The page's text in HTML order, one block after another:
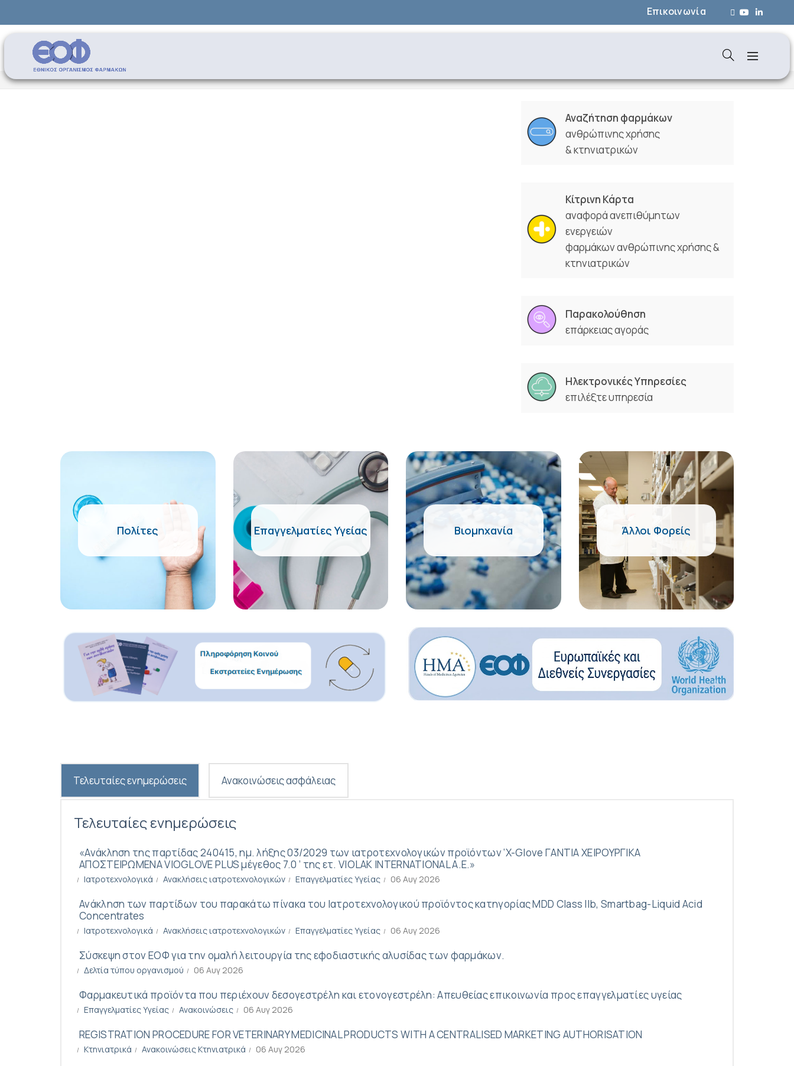
Επικοινωνία
Αναζήτηση φαρμάκων
ανθρώπινης χρήσης
& κτηνιατρικών
Κίτρινη Κάρτα
αναφορά ανεπιθύμητων
ενεργειών
φαρμάκων ανθρώπινης χρήσης &
κτηνιατρικών
Παρακολούθηση
επάρκειας αγοράς
Ηλεκτρονικές Υπηρεσίες
επιλέξτε υπηρεσία
Πολίτες Επαγγελματίες Υγείας Βιομηχανία Άλλοι Φορείς
Τελευταίες ενημερώσεις Ανακοινώσεις ασφάλειας
Τελευταίες ενημερώσεις
«Ανάκληση της παρτίδας 240415, ημ. λήξης 03/2029 των ιατροτεχνολογικών προϊόντων ‘X-Glove ΓΑΝΤΙΑ ΧΕΙΡΟΥΡΓΙΚΑ
ΑΠΟΣΤΕΙΡΩΜΕΝΑ VIOGLOVE PLUS μέγεθος 7.0 ’ της ετ. VIOLAK INTERNATIONAL A.E.»
Ιατροτεχνολογικά Ανακλήσεις ιατροτεχνολογικών Επαγγελματίες Υγείας 06 Αυγ 2026
Ανάκληση των παρτίδων του παρακάτω πίνακα του Ιατροτεχνολογικού προϊόντος κατηγορίας MDD Class IIb, Smartbag-Liquid Acid
Concentrates
Ιατροτεχνολογικά Ανακλήσεις ιατροτεχνολογικών Επαγγελματίες Υγείας 06 Αυγ 2026
Σύσκεψη στον ΕΟΦ για την ομαλή λειτουργία της εφοδιαστικής αλυσίδας των φαρμάκων.
Δελτία τύπου οργανισμού 06 Αυγ 2026
Φαρμακευτικά προϊόντα που περιέχουν δεσογεστρέλη και ετονογεστρέλη: Απευθείας επικοινωνία προς επαγγελματίες υγείας
Επαγγελματίες Υγείας Ανακοινώσεις 06 Αυγ 2026
REGISTRATION PROCEDURE FOR VETERINARY MEDICINAL PRODUCTS WITH A CENTRALISED MARKETING AUTHORISATION
Κτηνιατρικά Ανακοινώσεις Κτηνιατρικά 06 Αυγ 2026